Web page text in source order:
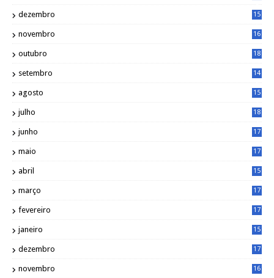
dezembro
15
novembro
16
outubro
18
setembro
14
agosto
15
julho
18
junho
17
maio
17
abril
15
março
17
fevereiro
17
janeiro
15
dezembro
17
novembro
16